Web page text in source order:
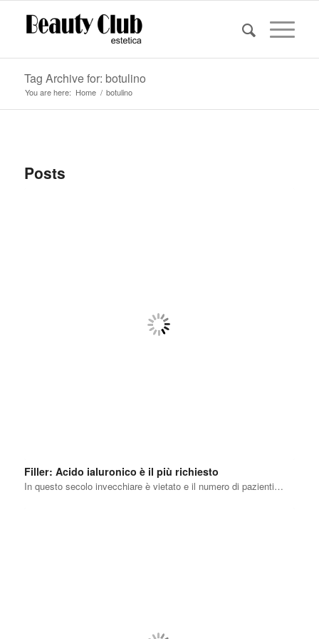
Tag Archive for: botulino
You are here: Home / botulino
Posts
Filler: Acido ialuronico è il più richiesto
In questo secolo invecchiare è vietato e il numero di pazienti…